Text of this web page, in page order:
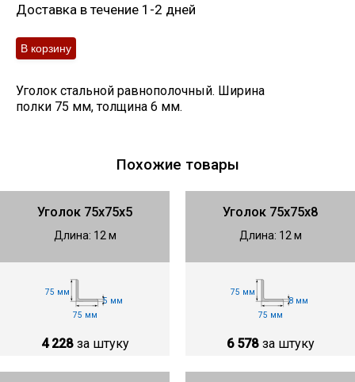
Доставка в течение 1-2 дней
Уголок стальной равнополочный. Ширина
полки 75 мм, толщина 6 мм.
Похожие товары
Уголок 75х75х5
Длина: 12 м
75 мм
75 мм
5 мм
4 228 за штуку
Уголок 75х75х8
Длина: 12 м
75 мм
75 мм
8 мм
6 578 за штуку